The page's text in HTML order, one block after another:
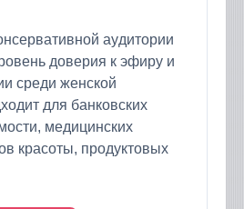
аудитории
доверия к эфиру и
среди женской
для банковских
медицинских
красоты, продуктовых